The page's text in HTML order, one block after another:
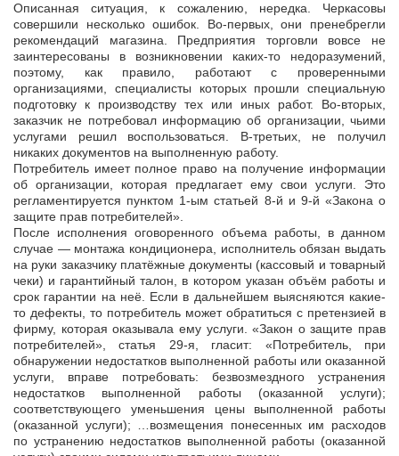
Описанная ситуация, к сожалению, нередка. Черкасовы
совершили несколько ошибок. Во-первых, они пренебрегли
рекомендаций магазина. Предприятия торговли вовсе не
заинтересованы в возникновении каких-то недоразумений,
поэтому, как правило, работают с проверенными
организациями, специалисты которых прошли специальную
подготовку к производству тех или иных работ. Во-вторых,
заказчик не потребовал информацию об организации, чьими
услугами решил воспользоваться. В-третьих, не получил
никаких документов на выполненную работу.
Потребитель имеет полное право на получение информации
об организации, которая предлагает ему свои услуги. Это
регламентируется пунктом 1-ым статьей 8-й и 9-й «Закона о
защите прав потребителей».
После исполнения оговоренного объема работы, в данном
случае — монтажа кондиционера, исполнитель обязан выдать
на руки заказчику платёжные документы (кассовый и товарный
чеки) и гарантийный талон, в котором указан объём работы и
срок гарантии на неё. Если в дальнейшем выясняются какие-
то дефекты, то потребитель может обратиться с претензией в
фирму, которая оказывала ему услуги. «Закон о защите прав
потребителей», статья 29-я, гласит: «Потребитель, при
обнаружении недостатков выполненной работы или оказанной
услуги, вправе потребовать: безвозмездного устранения
недостатков выполненной работы (оказанной услуги);
соответствующего уменьшения цены выполненной работы
(оказанной услуги); …возмещения понесенных им расходов
по устранению недостатков выполненной работы (оказанной